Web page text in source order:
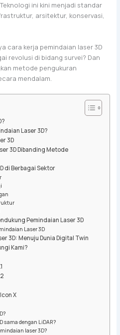
ini kini menjadi standar
arsitektur, konservasi,
cara kerja pemindaian laser 3D
revolusi di bidang survei? Dan
metode pengukuran
mendalam.
Laser 3D?
3D
3D Dibanding Metode
di Berbagai Sektor
Pemindaian Laser 3D
Laser 3D
3D: Menuju Dunia Digital Twin
Kami?
X
sama dengan LiDAR?
laser 3D?